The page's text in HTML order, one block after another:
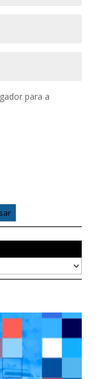
para a